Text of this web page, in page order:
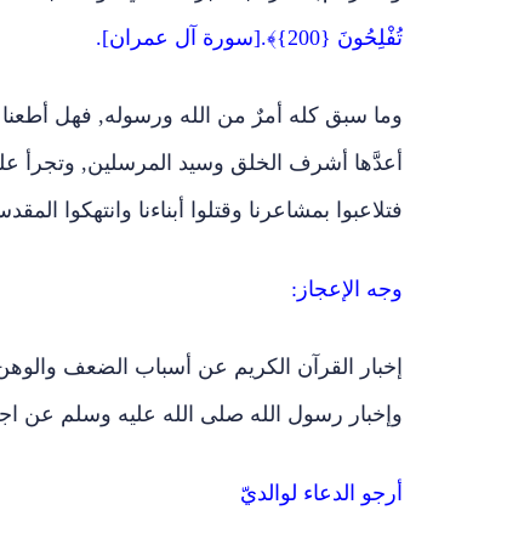
تُفْلِحُونَ {200}﴾.[سورة آل عمران].
وما سبق كله أمرٌ من الله ورسوله, فهل أطعنا
أعدَّها أشرف الخلق وسيد المرسلين, وتجرأ
فتلاعبوا بمشاعرنا وقتلوا أبناءنا وانتهكوا
وجه الإعجاز:
إخبار القرآن الكريم عن أسباب الضعف
وإخبار رسول الله صلى الله عليه وسلم عن
أرجو الدعاء لوالديّ